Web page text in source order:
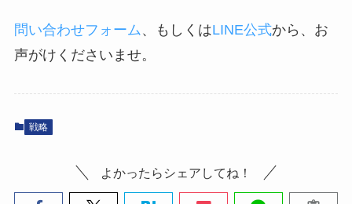
問い合わせフォーム、もしくはLINE公式から、お
声がけくださいませ。
戦略
よかったらシェアしてね！